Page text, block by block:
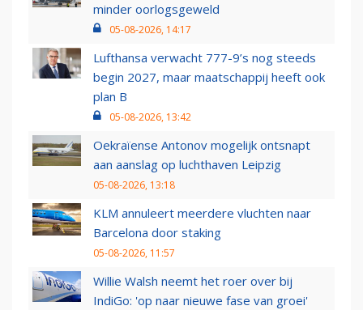
minder oorlogsgeweld
05-08-2026, 14:17
Lufthansa verwacht 777-9’s nog steeds
begin 2027, maar maatschappij heeft ook
plan B
05-08-2026, 13:42
Oekraïense Antonov mogelijk ontsnapt
aan aanslag op luchthaven Leipzig
05-08-2026, 13:18
KLM annuleert meerdere vluchten naar
Barcelona door staking
05-08-2026, 11:57
Willie Walsh neemt het roer over bij
IndiGo: 'op naar nieuwe fase van groei'